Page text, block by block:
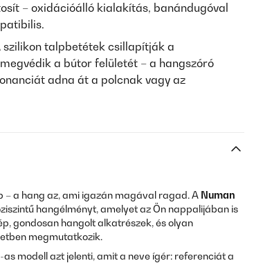
– oxidációálló kialakítás, banándugóval
szilikon talpbetétek csillapítják a
a bútor felületét – a hangszóró
adna át a polcnak vagy az
– a hang az, ami igazán magával ragad. A Numan
hangélményt, amelyet az Ön nappalijában is
gondosan hangolt alkatrészek, és olyan
megmutatkozik.
modell azt jelenti, amit a neve ígér: referenciát a